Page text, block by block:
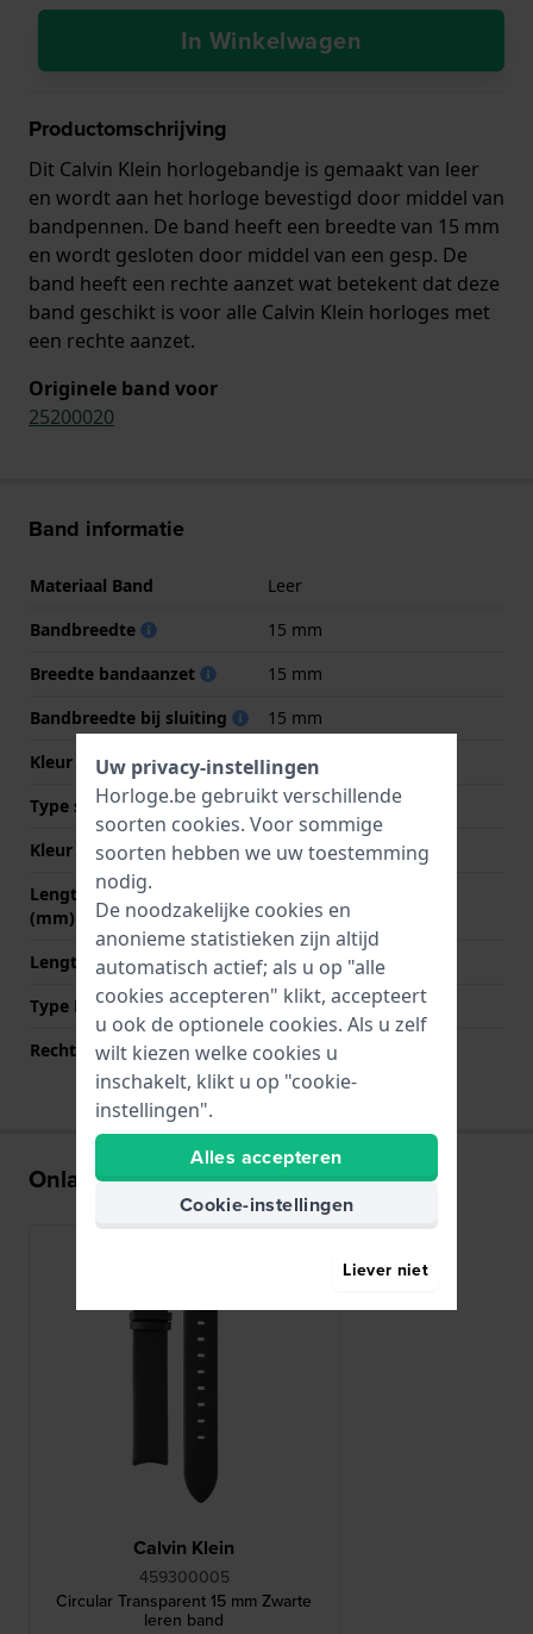
In Winkelwagen
Productomschrijving
Dit Calvin Klein horlogebandje is gemaakt van leer
en wordt aan het horloge bevestigd door middel van
bandpennen. De band heeft een breedte van 15 mm
en wordt gesloten door middel van een gesp. De
band heeft een rechte aanzet wat betekent dat deze
band geschikt is voor alle Calvin Klein horloges met
een rechte aanzet.
Originele band voor
25200020
Band informatie
Materiaal Band
Leer
Bandbreedte
15 mm
Breedte bandaanzet
15 mm
Bandbreedte bij sluiting
15 mm
Kleur Band
Zwart
Type sluiting
Gesp
Kleur sluiting
Zilver
Lengte band op 12 uur
(mm)
Lengte band op 6 uur (mm)
110 mm
Type Bevestiging
Bandpennen
Rechte aanzet
Ja
Onlangs bekeken
Calvin Klein
459300005
Circular Transparent 15 mm Zwarte
leren band
Uw privacy-instellingen
Horloge.be gebruikt verschillende
soorten cookies. Voor sommige
soorten hebben we uw toestemming
nodig.
De noodzakelijke cookies en
anonieme statistieken zijn altijd
automatisch actief; als u op "alle
cookies accepteren" klikt, accepteert
u ook de optionele cookies. Als u zelf
wilt kiezen welke cookies u
inschakelt, klikt u op "cookie-
instellingen".
Alles accepteren
Cookie-instellingen
Liever niet